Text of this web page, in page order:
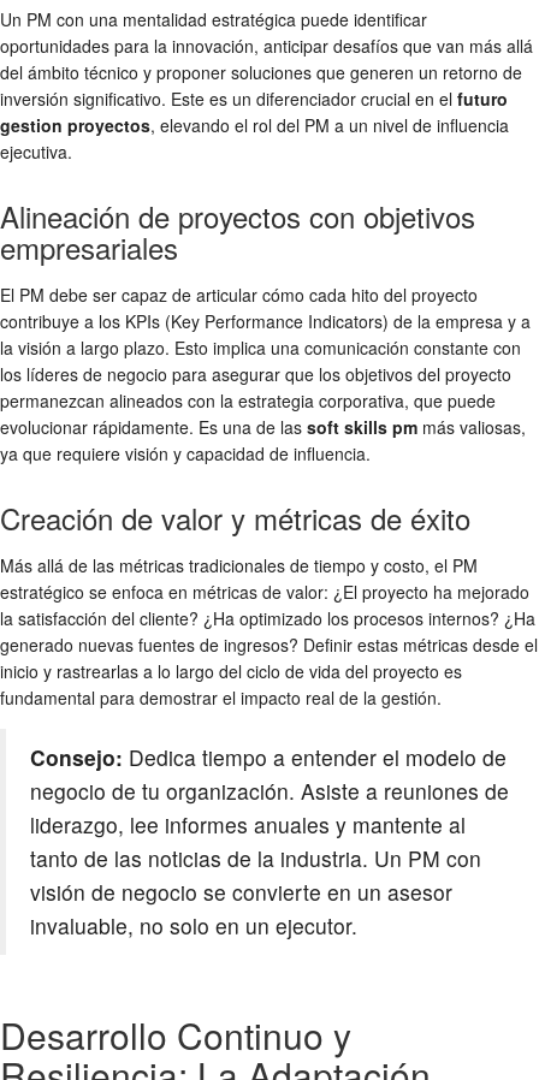
Un PM con una mentalidad estratégica puede identificar
oportunidades para la innovación, anticipar desafíos que van más allá
del ámbito técnico y proponer soluciones que generen un retorno de
inversión significativo. Este es un diferenciador crucial en el futuro
gestion proyectos, elevando el rol del PM a un nivel de influencia
ejecutiva.
Alineación de proyectos con objetivos
empresariales
El PM debe ser capaz de articular cómo cada hito del proyecto
contribuye a los KPIs (Key Performance Indicators) de la empresa y a
la visión a largo plazo. Esto implica una comunicación constante con
los líderes de negocio para asegurar que los objetivos del proyecto
permanezcan alineados con la estrategia corporativa, que puede
evolucionar rápidamente. Es una de las soft skills pm más valiosas,
ya que requiere visión y capacidad de influencia.
Creación de valor y métricas de éxito
Más allá de las métricas tradicionales de tiempo y costo, el PM
estratégico se enfoca en métricas de valor: ¿El proyecto ha mejorado
la satisfacción del cliente? ¿Ha optimizado los procesos internos? ¿Ha
generado nuevas fuentes de ingresos? Definir estas métricas desde el
inicio y rastrearlas a lo largo del ciclo de vida del proyecto es
fundamental para demostrar el impacto real de la gestión.
Consejo: Dedica tiempo a entender el modelo de
negocio de tu organización. Asiste a reuniones de
liderazgo, lee informes anuales y mantente al
tanto de las noticias de la industria. Un PM con
visión de negocio se convierte en un asesor
invaluable, no solo en un ejecutor.
Desarrollo Continuo y